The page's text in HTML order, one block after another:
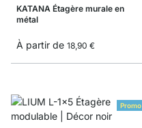
KATANA Étagère murale en
métal
À partir de 18,90 €
Promo